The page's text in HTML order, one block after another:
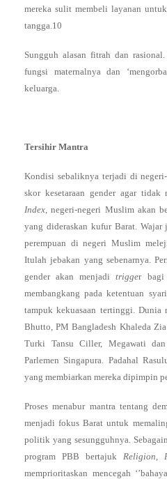
mereka sulit membeli layanan
tangga.10
Sungguh alasan fitrah dan
fungsi maternalnya dan
keluarga.
Tersihir Mantra
Kondisi sebaliknya terjadi di
skor kesetaraan gender agar tidak
Index , negeri-negeri Muslim akan
yang dideraskan kufur Barat.
perempuan di negeri Muslim
Itulah jebakan yang sebenarnya.
gender akan menjaditrigger bagi
membangkang pada ketentuan
tampuk kekuasaan tertinggi. Dunia
Bhutto, PM Bangladesh Khaleda
Turki Tansu Ciller, Megawati
Parlemen Singapura. Padahal
yang membiarkan mereka dipimpin
Proses menabur mantra tentang
menjadi fokus Barat untuk
politik yang sesungguhnya.
program PBB bertajuk Religion,
memprioritaskan mencegah